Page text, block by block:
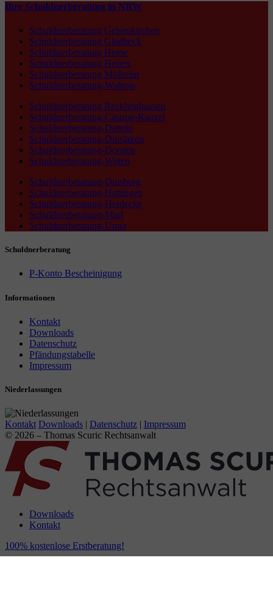
Ihre Schuldnerberatung in NRW
Schuldnerberatung Gelsenkirchen
Schuldnerberatung Gladbeck
Schuldnerberatung Herne
Schuldnerberatung Herten
Schuldnerberatung Mülheim
Schuldnerberatung-Waltrop
Schuldnerberatung Recklinghausen
Schuldnerberatung-Castrop-Rauxel
Schuldnerberatung-Datteln
Schuldnerberatung-Dinslaken
Schuldnerberatung-Dorsten
Schuldnerberatung-Witten
Schuldnerberatung-Duisburg
Schuldnerberatung-Hattingen
Schuldnerberatung-Herdecke
Schuldnerberatung-Marl
Schuldnerberatung-Unna
Schuldnerberatung
P-Konto Bescheinigung
Informationen
Kontakt
Downloads
Datenschutz
Pfändungstabelle
Impressum
Niederlassungen
Kontakt Downloads | Datenschutz | Impressum
© 2026 – Thomas Scuric Rechtsanwalt
Downloads
Kontakt
100% kostenlose Erstberatung!